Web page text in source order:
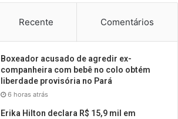
Recente Comentários
Boxeador acusado de agredir ex-
companheira com bebê no colo obtém
liberdade provisória no Pará
6 horas atrás
Erika Hilton declara R$ 15,9 mil em